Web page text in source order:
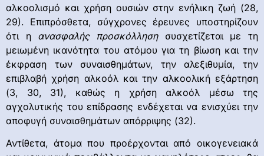
αλκοολισμό και χρήση ουσιών στην ενήλικη ζωή (28,
29). Επιπρόσθετα, σύγχρονες έρευνες υποστηρίζουν
ότι η ανασφαλής προσκόλλησησυσχετίζεται με τη
μειωμένη ικανότητα του ατόμου για τη βίωση και την
έκφραση των συναισθημάτων, την αλεξιθυμία, την
επιβλαβή χρήση αλκοόλ και την αλκοολική εξάρτηση
(3, 30, 31), καθώς η χρήση αλκοόλ μέσω της
αγχολυτικής του επίδρασης ενδέχεται να ενισχύει την
αποφυγή συναισθημάτων απόρριψης (32).
Αντίθετα, άτομα που προέρχονται από οικογενειακά